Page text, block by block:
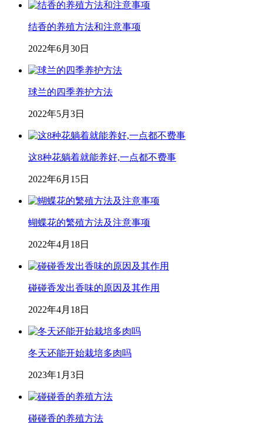
结香的养殖方法和注意事项
2022年6月30日
球兰的四季养护方法
2022年5月3日
这8种花躺着就能养好,一点都不费事
2022年6月15日
蝴蝶花的繁殖方法及注意事项
2022年4月18日
碰碰香发出香味的原因及其作用
2022年4月18日
冬天还能开始栽培多肉吗
2023年1月3日
碰碰香的养殖方法